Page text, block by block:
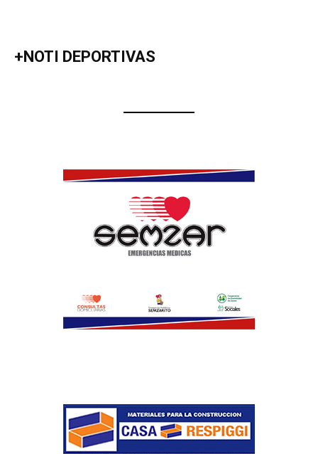
+NOTI DEPORTIVAS